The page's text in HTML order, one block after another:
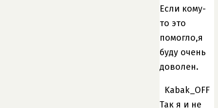
Если кому-
то это
помогло,я
буду очень
доволен.
Kabak_OFF
Так я и не